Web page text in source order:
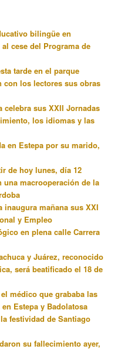
bilingüe en
cese del Programa de
tarde en el parque
los lectores sus obras
celebra sus XXII Jornadas
los idiomas y las
en Estepa por su marido,
de hoy lunes, día 12
una macrooperación de la
inaugura mañana sus XXI
y Empleo
en plena calle Carrera
y Juárez, reconocido
será beatificado el 18 de
médico que grababa las
Estepa y Badolatosa
festividad de Santiago
su fallecimiento ayer,